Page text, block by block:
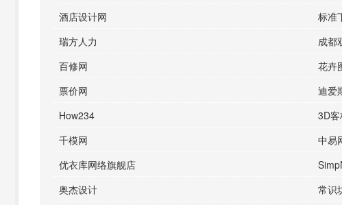
酒店设计网
标准
瑞方人力
成都
百修网
花卉
票价网
迪爱
How234
3D
千模网
中易
优衣库网络旗舰店
奥杰设计
常识